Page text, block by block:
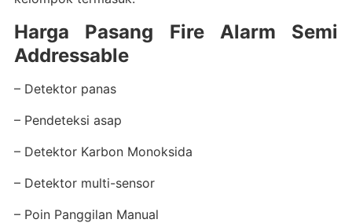
Harga Pasang Fire Alarm Semi
Addressable
– Detektor panas
– Pendeteksi asap
– Detektor Karbon Monoksida
– Detektor multi-sensor
– Poin Panggilan Manual